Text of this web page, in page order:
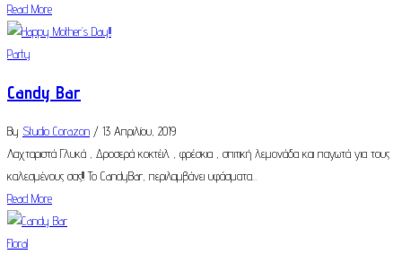
Read More
Party
Candy Bar
By Studio Corazon / 13 Απριλίου, 2019
Λαχταριστά Γλυκά , Δροσερά κοκτέιλ , φρέσκια , σπιτική λεμονάδα και παγωτά για τους
καλεσμένους σας!!! Το CandyBar, περιλαμβάνει υφάσματα...
Read More
Floral